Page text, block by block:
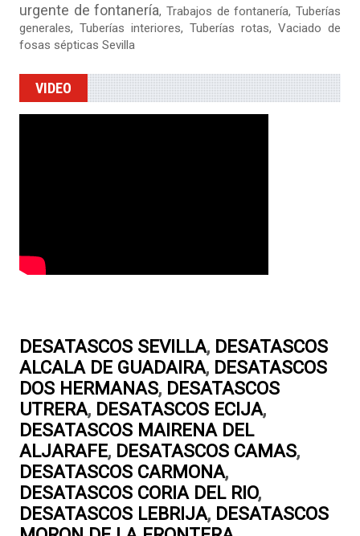
urgente de fontanería, Trabajos de fontanería, Tuberías
generales, Tuberías interiores, Tuberías rotas, Vaciado de
fosas sépticas Sevilla
VIDEO
DESATASCOS SEVILLA, DESATASCOS
ALCALA DE GUADAIRA, DESATASCOS
DOS HERMANAS, DESATASCOS
UTRERA, DESATASCOS ECIJA,
DESATASCOS MAIRENA DEL
ALJARAFE, DESATASCOS CAMAS,
DESATASCOS CARMONA,
DESATASCOS CORIA DEL RIO,
DESATASCOS LEBRIJA, DESATASCOS